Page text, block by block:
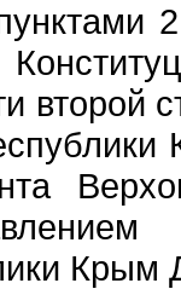
второй
Крым